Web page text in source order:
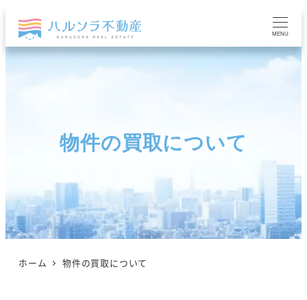
MENU
物件の買取について
ホーム 物件の買取について